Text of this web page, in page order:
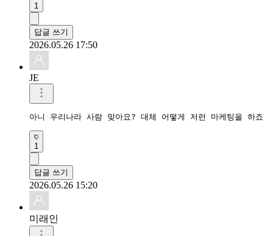
1
답글 쓰기
2026.05.26 17:50
JE
아니 우리나라 사람 맞아요? 대체 어떻게 저런 마케팅을 하죠
1
답글 쓰기
2026.05.26 15:20
미래인